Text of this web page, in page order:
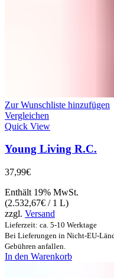
Zur Wunschliste hinzufügen
Vergleichen
Quick View
Young Living R.C.
37,99€
Enthält 19% MwSt.
(2.532,67€ / 1 L)
zzgl. Versand
Lieferzeit: ca. 5-10 Werktage
Bei Lieferungen in Nicht-EU-
Gebühren anfallen.
In den Warenkorb